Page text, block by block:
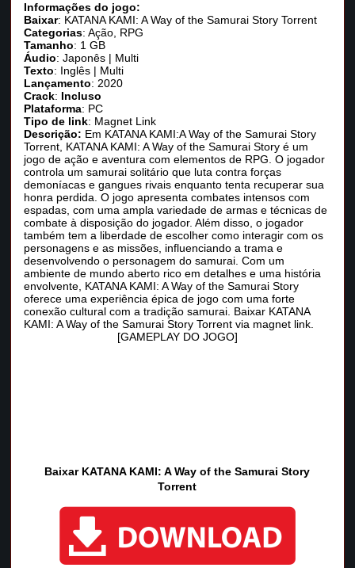
Informações do jogo:
Baixar: KATANA KAMI: A Way of the Samurai Story Torrent
Categorias: Ação, RPG
Tamanho: 1 GB
Áudio: Japonês | Multi
Texto: Inglês | Multi
Lançamento: 2020
Crack: Incluso
Plataforma: PC
Tipo de link: Magnet Link
Descrição: Em KATANA KAMI:A Way of the Samurai Story
Torrent, KATANA KAMI: A Way of the Samurai Story é um
jogo de ação e aventura com elementos de RPG. O jogador
controla um samurai solitário que luta contra forças
demoníacas e gangues rivais enquanto tenta recuperar sua
honra perdida. O jogo apresenta combates intensos com
espadas, com uma ampla variedade de armas e técnicas de
combate à disposição do jogador. Além disso, o jogador
também tem a liberdade de escolher como interagir com os
personagens e as missões, influenciando a trama e
desenvolvendo o personagem do samurai. Com um
ambiente de mundo aberto rico em detalhes e uma história
envolvente, KATANA KAMI: A Way of the Samurai Story
oferece uma experiência épica de jogo com uma forte
conexão cultural com a tradição samurai. Baixar KATANA
KAMI: A Way of the Samurai Story Torrent via magnet link.
[GAMEPLAY DO JOGO]
Baixar KATANA KAMI: A Way of the Samurai Story
Torrent